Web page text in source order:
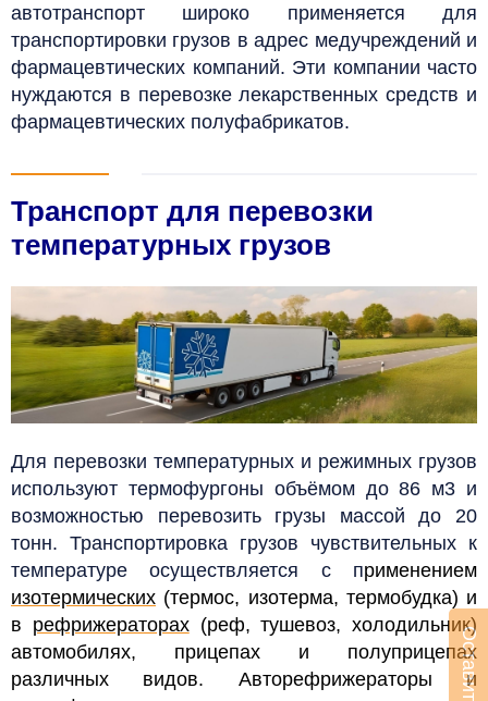
автотранспорт широко применяется для
транспортировки грузов в адрес медучреждений и
фармацевтических компаний. Эти компании часто
нуждаются в перевозке лекарственных средств и
фармацевтических полуфабрикатов.
Транспорт для перевозки
температурных грузов
Для перевозки температурных и режимных грузов
используют термофургоны объёмом до 86 м3 и
возможностью перевозить грузы массой до 20
тонн. Транспортировка грузов чувствительных к
температуре осуществляется с применением
изотермических (термос, изотерма, термобудка) и
в рефрижераторах(реф, тушевоз, холодильник)
автомобилях, прицепах и полуприцепах
различных видов. Авторефрижераторы и